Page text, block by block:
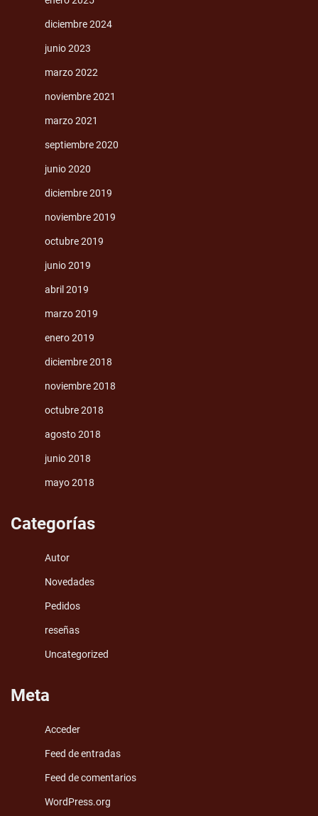
diciembre 2024
junio 2023
marzo 2022
noviembre 2021
marzo 2021
septiembre 2020
junio 2020
diciembre 2019
noviembre 2019
octubre 2019
junio 2019
abril 2019
marzo 2019
enero 2019
diciembre 2018
noviembre 2018
octubre 2018
agosto 2018
junio 2018
mayo 2018
Categorías
Autor
Novedades
Pedidos
reseñas
Uncategorized
Meta
Acceder
Feed de entradas
Feed de comentarios
WordPress.org